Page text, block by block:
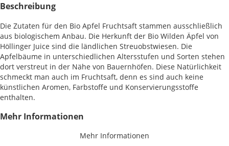
Beschreibung
Die Zutaten für den Bio Apfel Fruchtsaft stammen ausschließlich
aus biologischem Anbau. Die Herkunft der Bio Wilden Äpfel von
Höllinger Juice sind die ländlichen Streuobstwiesen. Die
Apfelbäume in unterschiedlichen Altersstufen und Sorten stehen
dort verstreut in der Nähe von Bauernhöfen. Diese Natürlichkeit
schmeckt man auch im Fruchtsaft, denn es sind auch keine
künstlichen Aromen, Farbstoffe und Konservierungsstoffe
enthalten.
Mehr Informationen
Mehr Informationen